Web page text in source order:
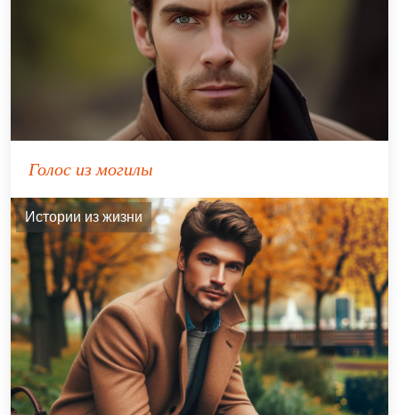
Голос из могилы
Истории из жизни